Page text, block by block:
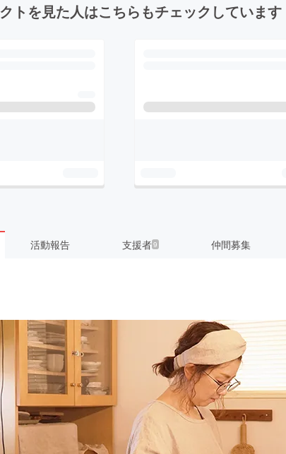
トを見た人はこちらもチェックしています
活動報告 支援者9 仲間募集